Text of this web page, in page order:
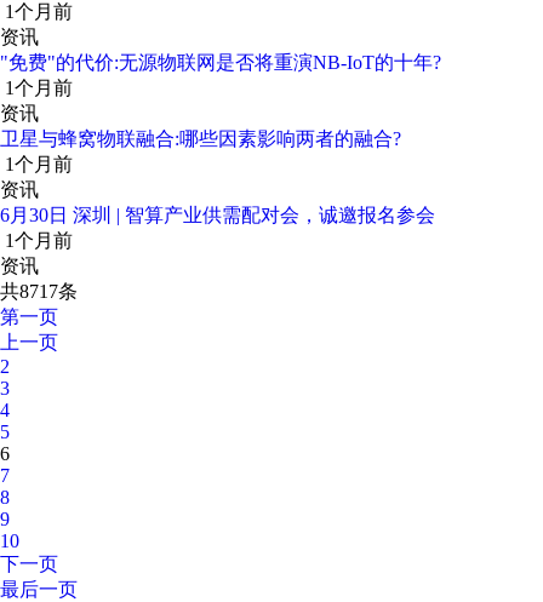
1个月前
资讯
"免费"的代价:无源物联网是否将重演NB-IoT的十年?
1个月前
资讯
卫星与蜂窝物联融合:哪些因素影响两者的融合?
1个月前
资讯
6月30日 深圳 | 智算产业供需配对会，诚邀报名参会
1个月前
资讯
共8717条
第一页
上一页
2
3
4
5
6
7
8
9
10
下一页
最后一页